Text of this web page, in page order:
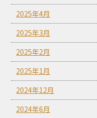
2025年4月
2025年3月
2025年2月
2025年1月
2024年12月
2024年6月